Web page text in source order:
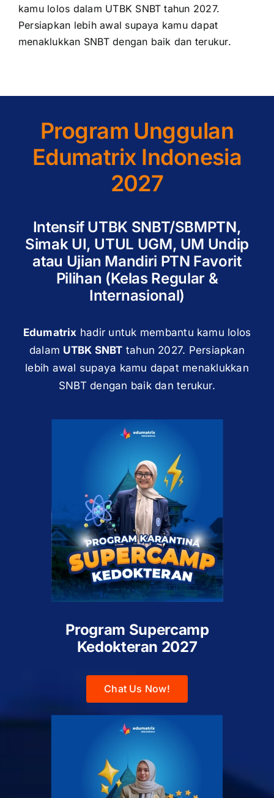
kamu lolos dalam UTBK SNBT tahun 2027.
Persiapkan lebih awal supaya kamu dapat
menaklukkan SNBT dengan baik dan terukur.
Program Unggulan
Edumatrix Indonesia
2027
Intensif UTBK SNBT/SBMPTN,
Simak UI, UTUL UGM, UM Undip
atau Ujian Mandiri PTN Favorit
Pilihan (Kelas Regular &
Internasional)
Edumatrix hadir untuk membantu kamu lolos
dalam UTBK SNBT tahun 2027. Persiapkan
lebih awal supaya kamu dapat menaklukkan
SNBT dengan baik dan terukur.
Program Supercamp
Kedokteran 2027
Chat Us Now!